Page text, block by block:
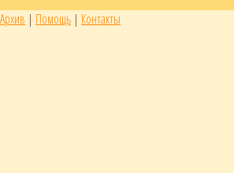
Архив | Помощь | Контакты